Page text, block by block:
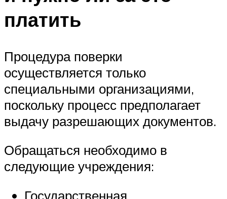
платить
Процедура поверки
осуществляется только
специальными организациями,
поскольку процесс предполагает
выдачу разрешающих документов.
Обращаться необходимо в
следующие учреждения:
Государственная